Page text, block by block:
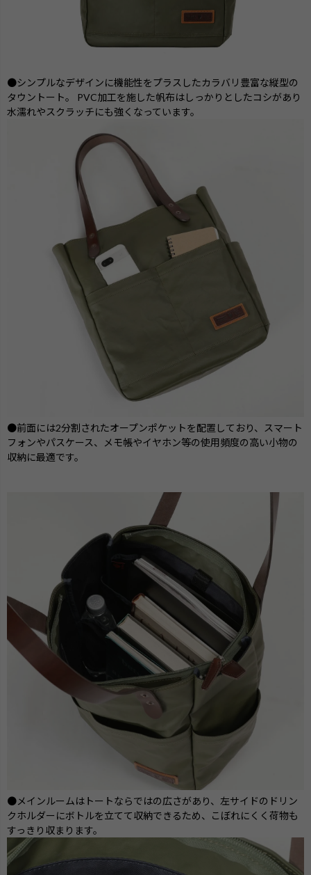
●シンプルなデザインに機能性をプラスしたカラバリ豊富な縦型の
タウントート。 PVC加工を施した帆布はしっかりとしたコシがあり
水濡れやスクラッチにも強くなっています。
●前面には2分割されたオープンポケットを配置しており、スマート
フォンやパスケース、メモ帳やイヤホン等の使用頻度の高い小物の
収納に最適です。
●メインルームはトートならではの広さがあり、左サイドのドリン
クホルダーにボトルを立てて収納できるため、こぼれにくく荷物も
すっきり収まります。